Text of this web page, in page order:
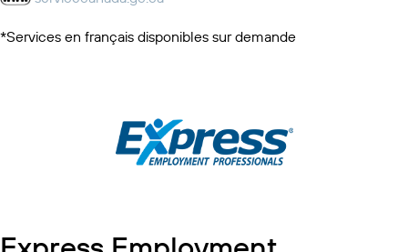
*Services en français disponibles sur demande